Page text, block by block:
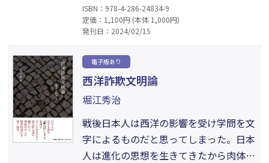
「考える」能力のない白痴化であり、戦
後の日本の現実である。そのことが分か
っていたのが三島である。それに対して
福沢をあれほど論じながら、さっぱり分
かっていなかったのが丸山である。彼の
歴史的古層は平和ボケのなかにあった。
だから彼も思想家でいられたのである。
ISBN：978-4-286-24834-9
定価：1,100円 (本体 1,000円)
発刊日：2024/02/15
電子版あり
西洋詐欺文明論
堀江秀治
戦後日本人は西洋の影響を受け学問を文
字によるものだと思ってしまった。日本
人は進化の思想を生きてきたから肉体で